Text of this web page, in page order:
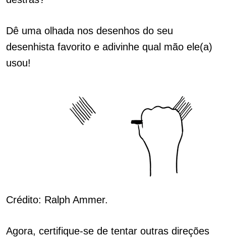
Dê uma olhada nos desenhos do seu
desenhista favorito e adivinhe qual mão ele(a)
usou!
Crédito: Ralph Ammer.
Agora, certifique-se de tentar outras direções